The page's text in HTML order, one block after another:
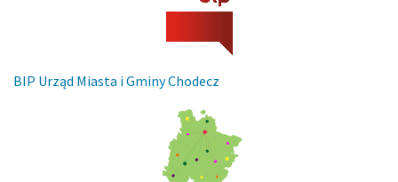
BIP Urząd Miasta i Gminy Chodecz